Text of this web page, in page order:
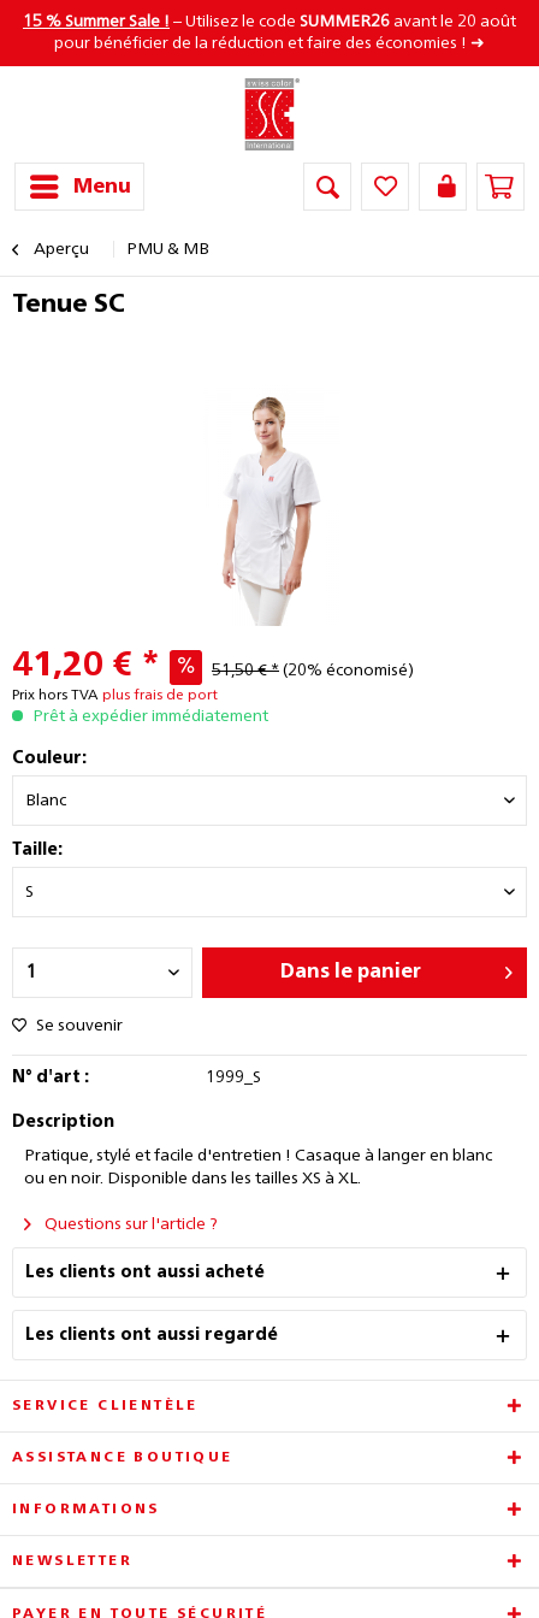
15 % Summer Sale ! – Utilisez le code SUMMER26 avant le 20 août
pour bénéficier de la réduction et faire des économies ! ➜
Menu
Aperçu PMU & MB
Tenue SC
41,20 € * 51,50 € * (20% économisé)
Prix hors TVA plus frais de port
Prêt à expédier immédiatement
Couleur:
Taille:
Dans le panier
Se souvenir
N° d'art : 1999_S
Description
Pratique, stylé et facile d'entretien ! Casaque à langer en blanc
ou en noir. Disponible dans les tailles XS à XL.
Questions sur l'article ?
Les clients ont aussi acheté
Les clients ont aussi regardé
SERVICE CLIENTÈLE
ASSISTANCE BOUTIQUE
INFORMATIONS
NEWSLETTER
PAYER EN TOUTE SÉCURITÉ